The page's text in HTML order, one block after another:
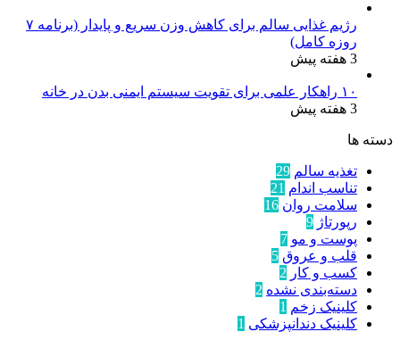
رژیم غذایی سالم برای کاهش وزن سریع و پایدار (برنامه ۷
روزه کامل)
3 هفته پیش
۱۰ راهکار علمی برای تقویت سیستم ایمنی بدن در خانه
3 هفته پیش
دسته ها
تغذیه سالم 29
تناسب اندام 21
سلامت روان 16
رپورتاژ 9
پوست و مو 7
قلب و عروق 5
کسب و کار 2
دسته‌بندی نشده 2
کلینیک زخم 1
کلینیک دندانپزشکی 1